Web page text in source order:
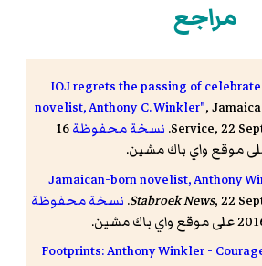
مراجع
"IOJ regrets the passing of
novelist, Anthony C. Winkler",
Service, 22 نسخة محفوظة16
Stabroek News, 22
نسخة محفوظة
"Footprints: Anthony Winkler -